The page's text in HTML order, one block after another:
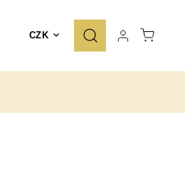
CZK
ZNAČKY